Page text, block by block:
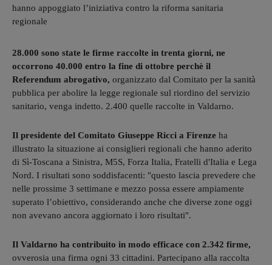
hanno appoggiato l’iniziativa contro la riforma sanitaria
regionale
28.000 sono state le firme raccolte in trenta giorni, ne
occorrono 40.000 entro la fine di ottobre perchè il
Referendum abrogativo, organizzato dal Comitato per la sanità
pubblica per abolire la legge regionale sul riordino del servizio
sanitario, venga indetto. 2.400 quelle raccolte in Valdarno.
Il presidente del Comitato Giuseppe Ricci a Firenze ha
illustrato la situazione ai consiglieri regionali che hanno aderito
di Sì-Toscana a Sinistra, M5S, Forza Italia, Fratelli d'Italia e Lega
Nord. I risultati sono soddisfacenti: "questo lascia prevedere che
nelle prossime 3 settimane e mezzo possa essere ampiamente
superato l’obiettivo, considerando anche che diverse zone oggi
non avevano ancora aggiornato i loro risultati".
Il Valdarno ha contribuito in modo efficace con 2.342 firme,
ovverosia una firma ogni 33 cittadini. Partecipano alla raccolta